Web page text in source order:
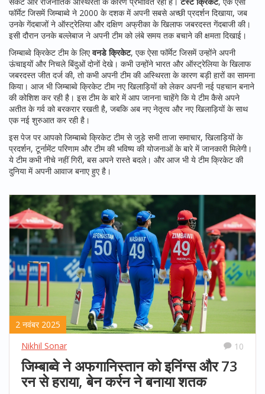
फॉर्मेट जिसमें जिम्बाब्वे ने 2000 के दशक में अपनी सबसे अच्छी प्रदर्शन दिखाया, जब
उनके गेंदबाजों ने ऑस्ट्रेलिया और दक्षिण अफ्रीका के खिलाफ जबरदस्त गेंदबाजी की।
इसी दौरान उनके बल्लेबाज ने अपनी टीम को लंबे समय तक बचाने की क्षमता दिखाई।
जिम्बाब्वे क्रिकेट टीम के लिएवनडे क्रिकेट, एक ऐसा फॉर्मेट जिसमें उन्होंने अपनी
ऊंचाइयों और निचले बिंदुओं दोनों देखे । कभी उन्होंने भारत और ऑस्ट्रेलिया के खिलाफ
जबरदस्त जीत दर्ज की, तो कभी अपनी टीम की अस्थिरता के कारण बड़ी हारों का सामना
किया। आज भी जिम्बाब्वे क्रिकेट टीम नए खिलाड़ियों को लेकर अपनी नई पहचान बनाने
की कोशिश कर रही है। इस टीम के बारे में आप जानना चाहेंगे कि ये टीम कैसे अपने
अतीत के गर्व को बरकरार रखती है, जबकि अब नए नेतृत्व और नए खिलाड़ियों के साथ
एक नई शुरुआत कर रही है।
इस पेज पर आपको जिम्बाब्वे क्रिकेट टीम से जुड़े सभी ताजा समाचार, खिलाड़ियों के
प्रदर्शन, टूर्नामेंट परिणाम और टीम की भविष्य की योजनाओं के बारे में जानकारी मिलेगी।
ये टीम कभी नीचे नहीं गिरी, बस अपने रास्ते बदले। और आज भी ये टीम क्रिकेट की
दुनिया में अपनी आवाज बनाए हुए है।
2 नवंबर 2025
Nikhil Sonar
10
जिम्बाब्वे ने अफगानिस्तान को इनिंग्स और 73
रन से हराया, बेन कर्रन ने बनाया शतक